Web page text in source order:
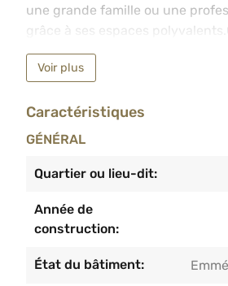
une grande famille ou une
grâce à ses espaces
Sous-sol : Grand garage pour
Caves, Chaufferie.– Rez-de-
cassette à bois, grande cuisine,
chambre et 1 bureau (parfait
baignoire et
cassette à bois – Châssis PVC
net : 1412€Faire offre à partir de
réserve de l’acceptation par les
propriétaires.Informations et
Voir plus
Caractéristiques
GÉNÉRAL
Quartier ou lieu-dit:
Année de
construction:
État du bâtiment: